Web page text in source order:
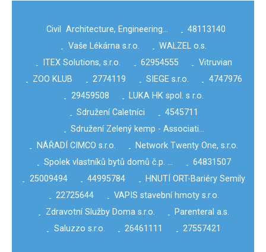
Civil Architecture, Engineering… - 48113140
- Vaše Lékárna s.r.o. - WALZEL o.s.
-
ITEX Solutions, s.r.o. - 62954555 - Vitruvian
- ZOO KLUB - 2774119 - SIEGE s.r.o. - 4747976
- 29459508 - LUKA HK spol. s r.o.
- Sdružení Caletníci - 4545711
- Sdružení Zelený kemp - Associati…
-
NÁŘADÍ CIMCO s.r.o. - Network Twenty One, s.r.o.
- Spolek vlastníků bytů domů č.p. … - 64831507
- 25009494 - 44995784 - HNUTÍ ORT-Bariéry Semily
- 22725644 - VAPIS stavební hmoty s.r.o.
- Zdravotní Služby Doma s.r.o. - Parenteral a.s.
- Saluzzo s.r.o. - 26461111 - 27557421